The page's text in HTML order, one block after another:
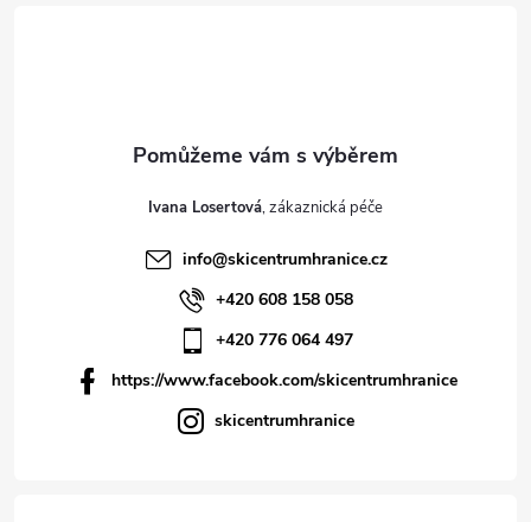
Ivana Losertová
info@skicentrumhranice.cz
+420 608 158 058
+420 776 064 497
https://www.facebook.com/skicentrumhranice
skicentrumhranice